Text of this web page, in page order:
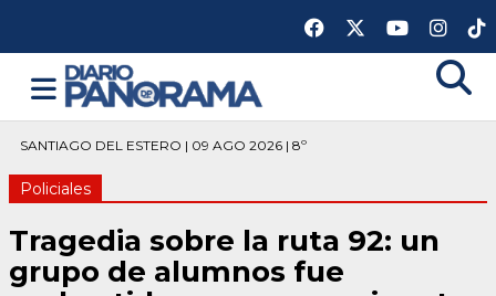
SANTIAGO DEL ESTERO | 09 AGO 2026 | 8º
Policiales
Tragedia sobre la ruta 92: un
grupo de alumnos fue